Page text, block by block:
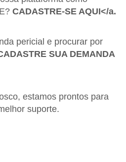
CADASTRE-SE AQUI</a.
pericial e procurar por
SUA DEMANDA
estamos prontos para
suporte.